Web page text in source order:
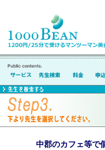
中郡のカフェ等で